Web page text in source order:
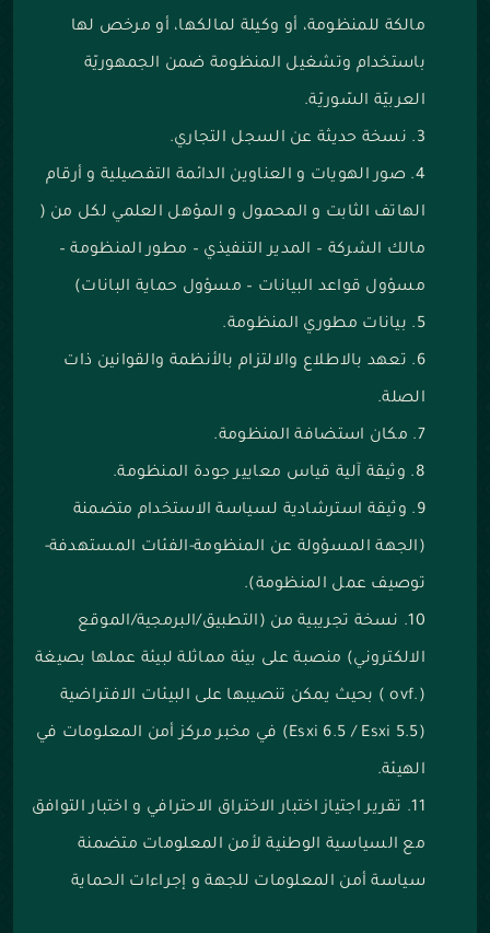
مالكة للمنظومة، أو وكيلة لمالكها، أو مرخص لها
باستخدام وتشغيل المنظومة ضمن الجمهوريّة
العربيّة السّوريّة.
نسخة حديثة عن السجل التجاري.
صور الهويات و العناوين الدائمة التفصيلية و أرقام
الهاتف الثابت و المحمول و المؤهل العلمي لكل من (
مالك الشركة – المدير التنفيذي – مطور المنظومة –
مسؤول قواعد البيانات – مسؤول حماية البانات)
بيانات مطوري المنظومة.
تعهد بالاطلاع والالتزام بالأنظمة والقوانين ذات
الصلة.
مكان استضافة المنظومة.
وثيقة آلية قياس معايير جودة المنظومة.
وثيقة استرشادية لسياسة الاستخدام متضمنة
(الجهة المسؤولة عن المنظومة-الفئات المستهدفة-
توصيف عمل المنظومة).
نسخة تجريبية من (التطبيق/البرمجية/الموقع
الالكتروني) منصبة على بيئة مماثلة لبيئة عملها بصيغة
(.ovf ) بحيث يمكن تنصيبها على البيئات الافتراضية
(Esxi 6.5 / Esxi 5.5) في مخبر مركز أمن المعلومات في
الهيئة.
تقرير اجتياز اختبار الاختراق الاحترافي و اختبار التوافق
مع السياسية الوطنية لأمن المعلومات متضمنة
سياسة أمن المعلومات للجهة و إجراءات الحماية